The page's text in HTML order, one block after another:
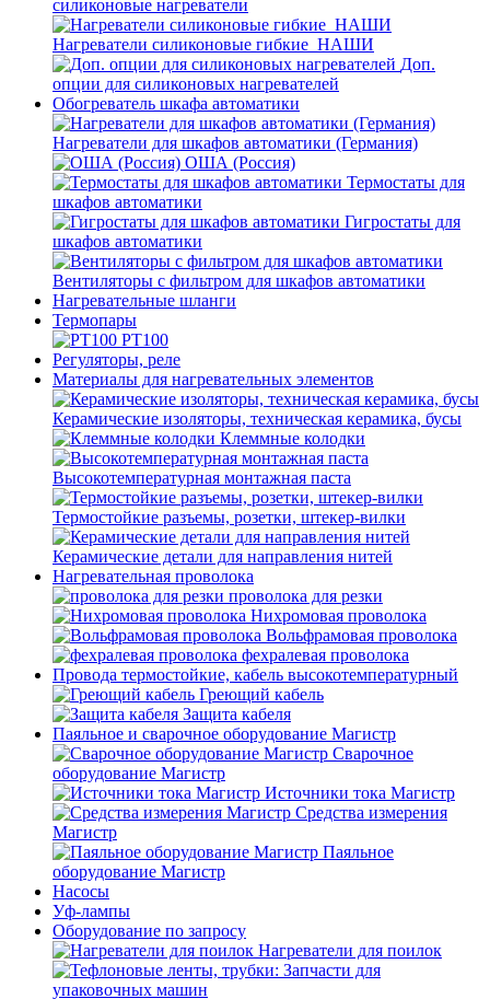
силиконовые нагреватели
Нагреватели силиконовые гибкие_НАШИ
Доп.
опции для силиконовых нагревателей
Обогреватель шкафа автоматики
Нагреватели для шкафов автоматики (Германия)
ОША (Россия)
Термостаты для
шкафов автоматики
Гигростаты для
шкафов автоматики
Вентиляторы с фильтром для шкафов автоматики
Нагревательные шланги
Термопары
PT100
Регуляторы, реле
Материалы для нагревательных элементов
Керамические изоляторы, техническая керамика, бусы
Клеммные колодки
Высокотемпературная монтажная паста
Термостойкие разъемы, розетки, штекер-вилки
Керамические детали для направления нитей
Нагревательная проволока
проволока для резки
Нихромовая проволока
Вольфрамовая проволока
фехралевая проволока
Провода термостойкие, кабель высокотемпературный
Греющий кабель
Защита кабеля
Паяльное и сварочное оборудование Магистр
Сварочное
оборудование Магистр
Источники тока Магистр
Средства измерения
Магистр
Паяльное
оборудование Магистр
Насосы
Уф-лампы
Оборудование по запросу
Нагреватели для поилок